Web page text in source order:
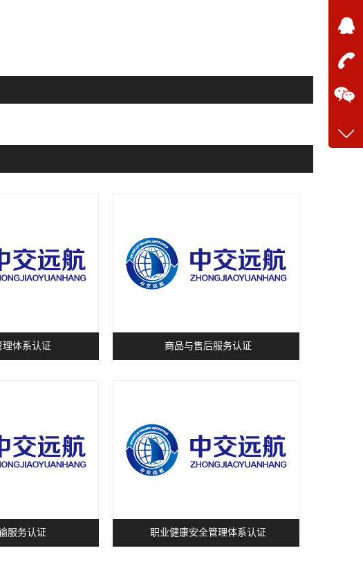
理体系认证 商品与售后服务认证
服务认证 职业健康安全管理体系认证
在线
在
咨询
客服